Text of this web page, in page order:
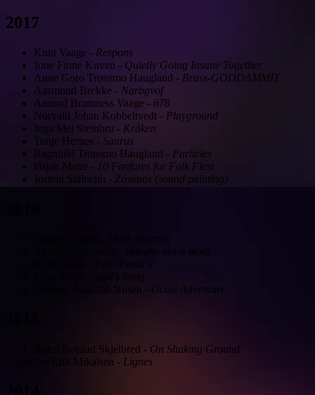
2017
Knut Vaage - Respons
Jone Finne Kuven - Quietly Going Insane Together
Anne Goro Tronsmo Haugland - Brass-GODDAMMIT
Aasmund Brekke - Narbgvof
Amund Bramness Vaage - 678
Norvald Johan Kobbeltvedt - Playground
Inga Mei Steinbru - Kråken
Tonje Hernes - Saurus
Ragnhild Tronsmo Haugland - Particles
Ørjan Matre - 10 Fanfares for Folk Flest
Jostein Stalheim - Zosimos (sound painting)
Breathe not a Word
Lille-Fønix 2
- Octos Adventure
Bjørn Bolstad Skjelbred - On Shaking Ground
Jan Erik Mikalsen - Lignes